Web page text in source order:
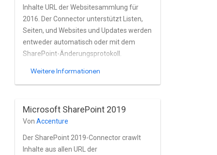
BCS-Listen; unterstützt frühe
Bindungsmechanismen ohne Installation
von SharePoint auszuführen. enthält
reguläre Ausdrucksmuster, mit denen
Dateien ein- oder ausgeschlossen werden
Inhalte URL der Websitesammlung für
2016. Der Connector unterstützt Listen,
Seiten, und Websites und Updates werden
entweder automatisch oder mit dem
SharePoint-Änderungsprotokoll.
Weitere Informationen
Microsoft SharePoint 2019
Von Accenture
Der SharePoint 2019-Connector crawlt
Inhalte aus allen URL der